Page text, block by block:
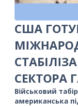
США
СЕКТОРА
Військовий
американська